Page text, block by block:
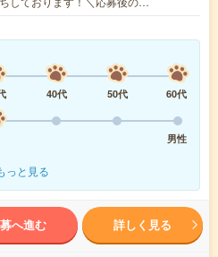
40代 50代
60代
男性
っと見る
へ進む 詳しく見る